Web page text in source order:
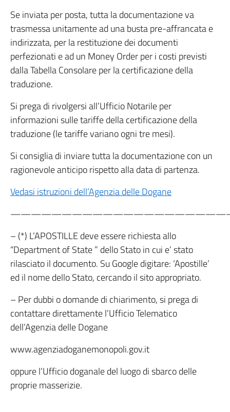
Se inviata per posta, tutta la documentazione va
trasmessa unitamente ad una busta pre-affrancata e
indirizzata, per la restituzione dei documenti
perfezionati e ad un Money Order per i costi previsti
dalla Tabella Consolare per la certificazione della
traduzione.
Si prega di rivolgersi all’Ufficio Notarile per
informazioni sulle tariffe della certificazione della
traduzione (le tariffe variano ogni tre mesi).
Si consiglia di inviare tutta la documentazione con un
ragionevole anticipo rispetto alla data di partenza.
Vedasi istruzioni dell’Agenzia delle Dogane
– (*) L’APOSTILLE deve essere richiesta allo
“Department of State ” dello Stato in cui e’ stato
rilasciato il documento. Su Google digitare: ‘Apostille’
ed il nome dello Stato, cercando il sito appropriato.
– Per dubbi o domande di chiarimento, si prega di
contattare direttamente l’Ufficio Telematico
dell’Agenzia delle Dogane
www.agenziadoganemonopoli.gov.it
oppure l’Ufficio doganale del luogo di sbarco delle
proprie masserizie.